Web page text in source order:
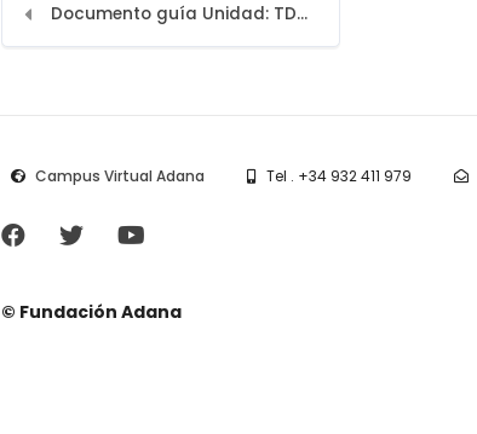
Documento guía Unidad: TDAH, Funciones Ejecutivas y Atención
Campus Virtual Adana Tel . +34 932 411 979
© Fundación Adana